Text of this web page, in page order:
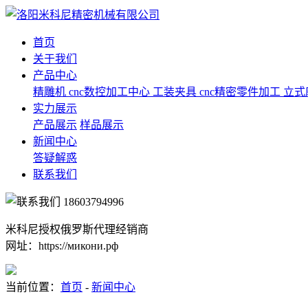
首页
关于我们
产品中心
精雕机 cnc数控加工中心 工装夹具 cnc精密零件加工 立式
实力展示
产品展示 样品展示
新闻中心
答疑解惑
联系我们
18603794996
米科尼授权俄罗斯代理经销商
网址：https://микони.рф
当前位置： 首页 - 新闻中心